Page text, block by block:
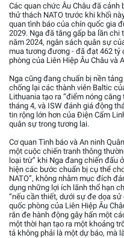
Các quan chức Âu Châu đã cảnh
thử thách NATO trước khi khối
quan tình báo của chín quốc gia
2029. Nga đã tăng gấp ba lần
năm 2024, ngân sách quân sự
mua tương đương - đã đạt 462 tỷ
phòng của Liên Hiệp Âu Châu và
Nga cũng đang chuẩn bị nền
chống lại các thành viên Baltic
Lithuania tạo ra “điểm nóng
tháng 4, và ISW đánh giá động
tin rộng lớn hơn của Điện Cẩm
quân sự trong tương lai.
Cơ quan Tình báo và An ninh
một cuộc chiến tranh thông
loại trừ” khi Nga đang chiến đấu
hiện các bước chuẩn bị cụ thể
NATO”, không nhằm mục đích
dụng những lợi ích lãnh thổ hạn
“nếu cần thiết, dưới sự đe dọa sử
quốc phòng của Liên Hiệp Âu
răn đe hành động gây hấn một
một thời hạn tạo ra một khoảng
tả không phải là một dự báo, mà